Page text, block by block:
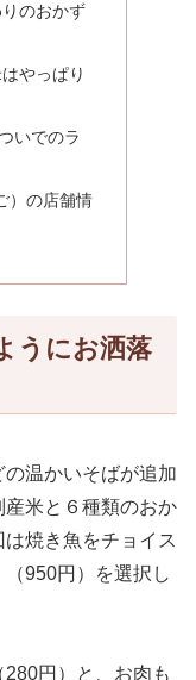
のおかず
やっぱり
いでのラ
）の店舗情
うにお洒落
温かいそばが追加
産米と６種類のおか
焼き魚をチョイス
（950円）を選択し
円）と、お肉も